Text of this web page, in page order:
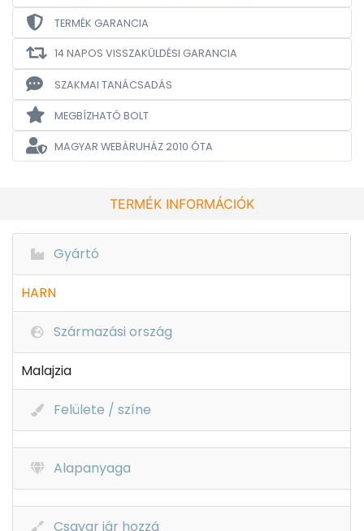
TERMÉK GARANCIA
14 NAPOS VISSZAKÜLDÉSI GARANCIA
SZAKMAI TANÁCSADÁS
MEGBÍZHATÓ BOLT
MAGYAR WEBÁRUHÁZ2010 ÓTA
TERMÉK INFORMÁCIÓK
Gyártó
HARN
Származási ország
Malajzia
Felülete / színe
Alapanyaga
Csavar jár hozzá